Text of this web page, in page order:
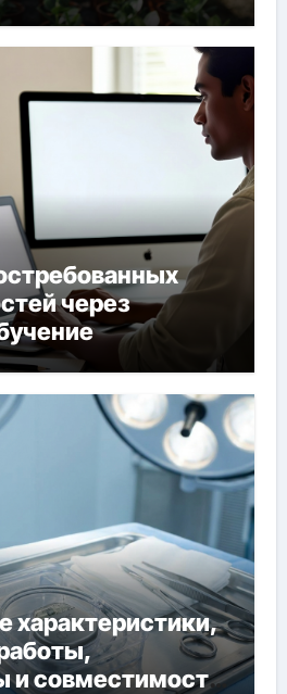
через
характеристики,
и совместимость